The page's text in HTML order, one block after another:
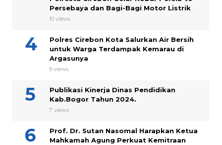
Persebaya dan Bagi-Bagi Motor Listrik
10 views
Polres Cirebon Kota Salurkan Air Bersih
untuk Warga Terdampak Kemarau di
Argasunya
9 views
Publikasi Kinerja Dinas Pendidikan
Kab.Bogor Tahun 2024.
7 views
Prof. Dr. Sutan Nasomal Harapkan Ketua
Mahkamah Agung Perkuat Kemitraan